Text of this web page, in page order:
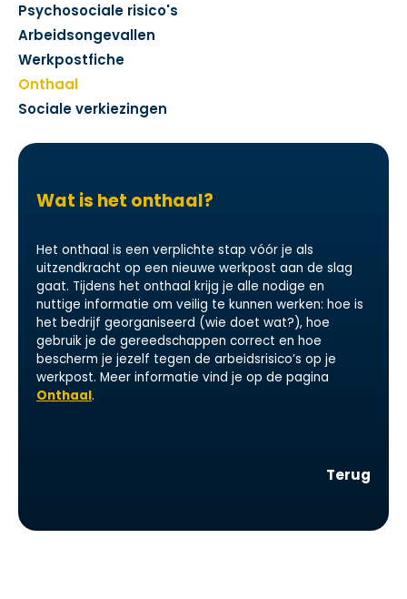
Psychosociale risico's
Arbeidsongevallen
Werkpostfiche
Onthaal
Sociale verkiezingen
Wat is het onthaal?
Het onthaal is een verplichte stap vóór je als
uitzendkracht op een nieuwe werkpost aan de slag
gaat. Tijdens het onthaal krijg je alle nodige en
nuttige informatie om veilig te kunnen werken: hoe is
het bedrijf georganiseerd (wie doet wat?), hoe
gebruik je de gereedschappen correct en hoe
bescherm je jezelf tegen de arbeidsrisico’s op je
werkpost. Meer informatie vind je op de pagina
Onthaal.
Terug